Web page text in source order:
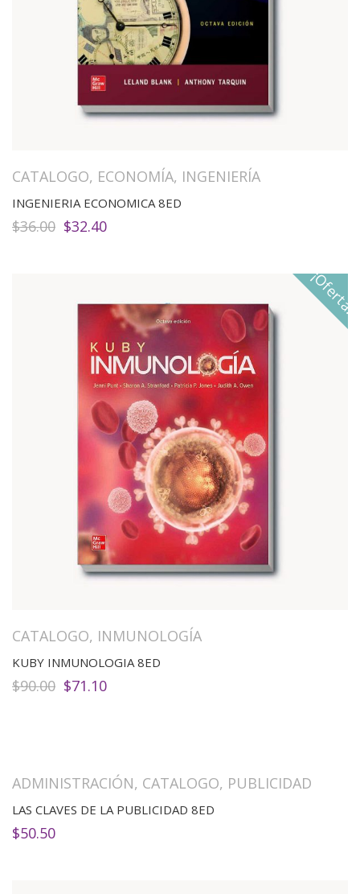
CATALOGO, ECONOMÍA, INGENIERÍA
INGENIERIA ECONOMICA 8ED
$36.00 El
$32.40El
¡Oferta!
CATALOGO, INMUNOLOGÍA
KUBY INMUNOLOGIA 8ED
$90.00 El
$71.10El
ADMINISTRACIÓN, CATALOGO, PUBLICIDAD
LAS CLAVES DE LA PUBLICIDAD 8ED
$50.50